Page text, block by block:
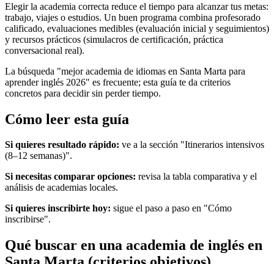
Elegir la academia correcta reduce el tiempo para alcanzar tus metas:
trabajo, viajes o estudios. Un buen programa combina profesorado
calificado, evaluaciones medibles (evaluación inicial y seguimientos)
y recursos prácticos (simulacros de certificación, práctica
conversacional real).
La búsqueda "mejor academia de idiomas en Santa Marta para
aprender inglés 2026" es frecuente; esta guía te da criterios
concretos para decidir sin perder tiempo.
Cómo leer esta guía
Si quieres resultado rápido: ve a la sección "Itinerarios intensivos
(8–12 semanas)".
Si necesitas comparar opciones: revisa la tabla comparativa y el
análisis de academias locales.
Si quieres inscribirte hoy: sigue el paso a paso en "Cómo
inscribirse".
Qué buscar en una academia de inglés en